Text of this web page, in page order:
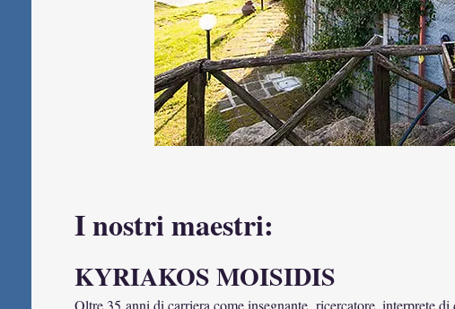
I nostri maestri:
KYRIAKOS MOISIDIS
Oltre 35 anni di carriera come insegnante, ricercatore, interprete di